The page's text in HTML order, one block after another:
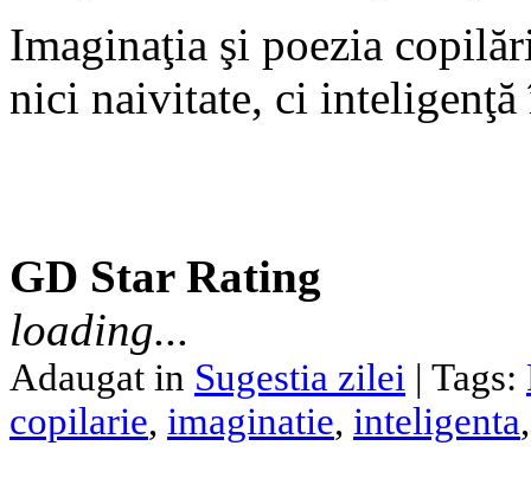
Imaginaţia şi poezia
nici naivitate, ci
GD Star Rating
loading...
Adaugat in Sugestia zilei | Tags:
copilarie, imaginatie, inteligenta